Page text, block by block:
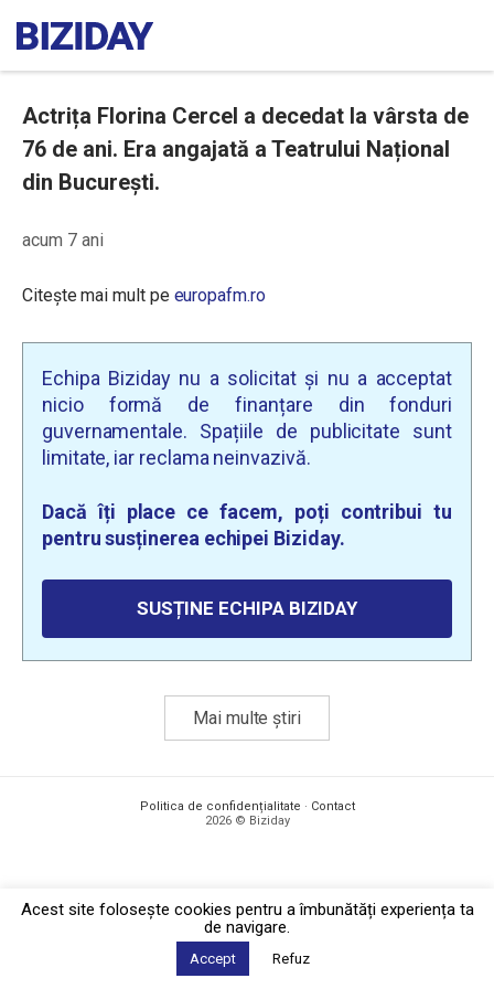
Actrița Florina Cercel a decedat la vârsta de
76 de ani. Era angajată a Teatrului Național
din București.
acum 7 ani
Citește mai mult pe europafm.ro
Echipa Biziday nu a solicitat și nu a acceptat
nicio formă de finanțare din fonduri
guvernamentale. Spațiile de publicitate sunt
limitate, iar reclama neinvazivă.
Dacă îți place ce facem, poți contribui tu
pentru susținerea echipei Biziday.
SUSȚINE ECHIPA BIZIDAY
Mai multe știri
Politica de confidențialitate · Contact
2026 © Biziday
Acest site foloseşte cookies pentru a îmbunătăți experiența ta
de navigare.
Accept Refuz